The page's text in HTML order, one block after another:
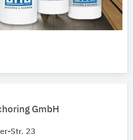
GmbH
Str. 23